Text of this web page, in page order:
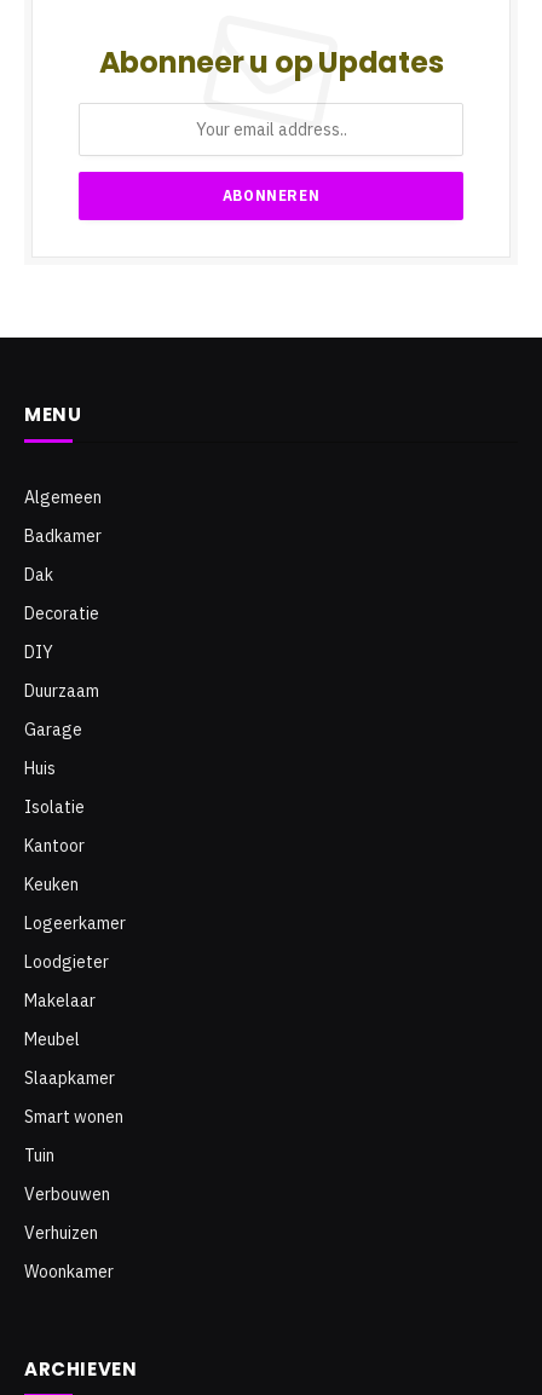
Abonneer u op Updates
MENU
Algemeen
Badkamer
Dak
Decoratie
DIY
Duurzaam
Garage
Huis
Isolatie
Kantoor
Keuken
Logeerkamer
Loodgieter
Makelaar
Meubel
Slaapkamer
Smart wonen
Tuin
Verbouwen
Verhuizen
Woonkamer
ARCHIEVEN